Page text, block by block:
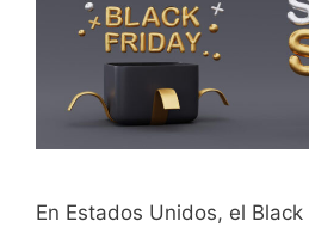
En Estados Unidos, el